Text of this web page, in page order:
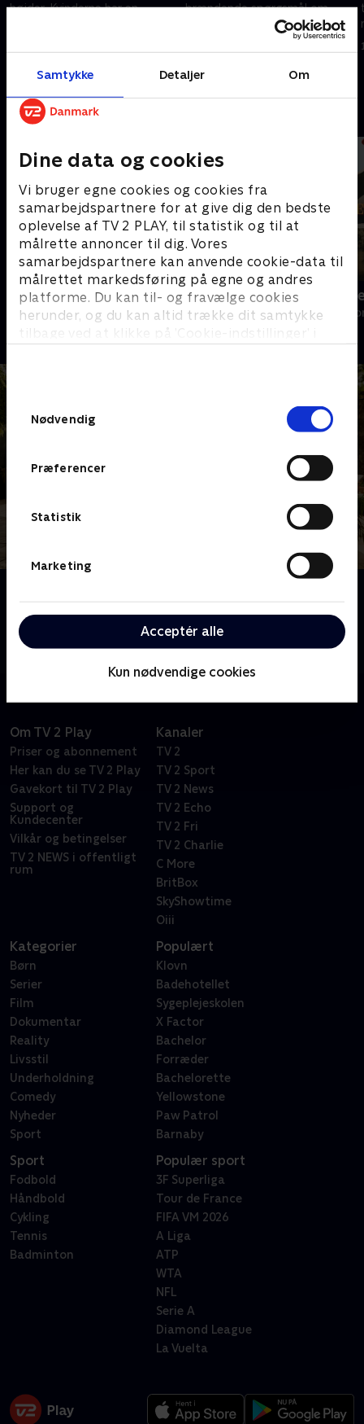
Samtykke Detaljer Om
Dine data og cookies
Vi bruger egne cookies og cookies fra
samarbejdspartnere for at give dig den bedste
oplevelse af TV 2 PLAY, til statistik og til at
målrette annoncer til dig. Vores
samarbejdspartnere kan anvende cookie-data til
målrettet markedsføring på egne og andres
platforme. Du kan til- og fravælge cookies
herunder, og du kan altid trække dit samtykke
tilbage ved at klikke på ’Cookie-indstillinger’ i
Nødvendig
Præferencer
Statistik
Marketing
Acceptér alle
Kun nødvendige cookies
højder. Kvinderne har en
brændende spørgsmål om
alder dukker op. Stephanes
gruppedate ender med en tur
til stranden.
Andre så også
Landmand søger kærlighed
Reality • 13 sæsoner Reality • 4
To singlemænd tager imod en række håbefulde
kvinder, som alle drømmer om at finde den eneste
ene. Bliver kærlighedseventyret en dans på roser?
Om TV 2 Play
Priser og abonnement
Her kan du se TV 2 Play
Gavekort til TV 2 Play
Support og
Kundecenter
Vilkår og betingelser
TV 2 NEWS i offentligt
rum
Kanaler
TV 2
TV 2 Sport
TV 2 News
TV 2 Echo
TV 2 Fri
TV 2 Charlie
C More
BritBox
SkyShowtime
Oiii
Kategorier
Børn
Serier
Film
Dokumentar
Reality
Livsstil
Underholdning
Comedy
Nyheder
Sport
Populært
Klovn
Badehotellet
Sygeplejeskolen
X Factor
Bachelor
Forræder
Bachelorette
Yellowstone
Paw Patrol
Barnaby
Sport
Fodbold
Håndbold
Cykling
Tennis
Badminton
Populær sport
3F Superliga
Tour de France
FIFA VM 2026
A Liga
ATP
WTA
NFL
Serie A
Diamond League
La Vuelta